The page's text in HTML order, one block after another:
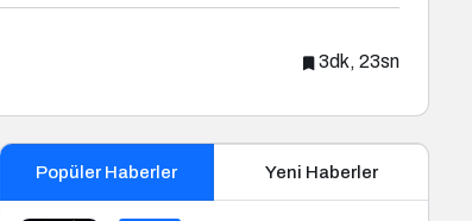
3dk, 23sn
Popüler Haberler Yeni Haberler